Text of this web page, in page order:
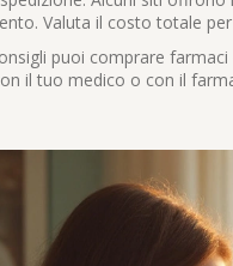
Valuta il costo totale
puoi comprare
il tuo medico o con il